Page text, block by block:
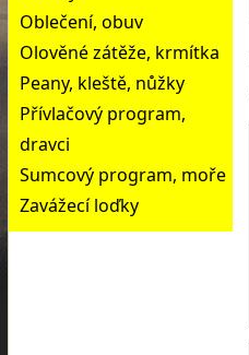
Oblečení, obuv
Olověné zátěže, krmítka
Peany, kleště, nůžky
Přívlačový program,
dravci
Sumcový program, moře
Zavážecí loďky